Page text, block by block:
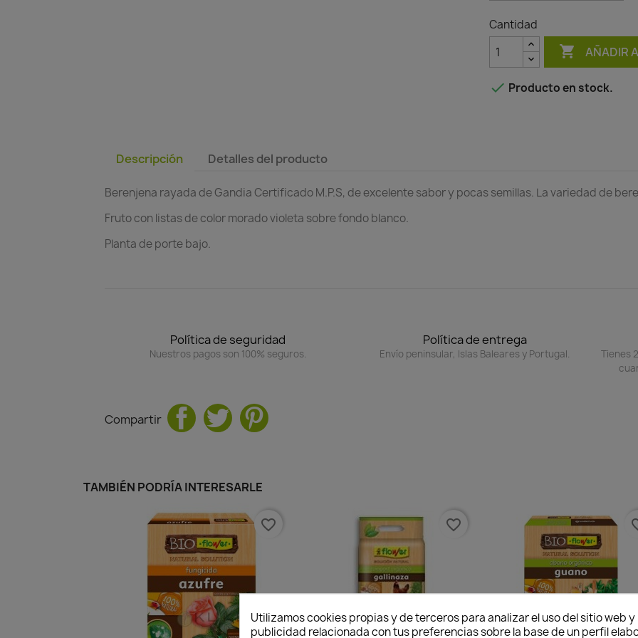
Cantidad
 AÑADIR
 Producto en stock.
Descripción Detalles del producto
Berenjena rayada de Gandia Certificado M.P.S, de excelente sabor y pocas semillas. La variedad de
Fruto con listas de color morado violeta sobre fondo blanco.
Planta de porte bajo.
Política de seguridad
Nuestros pagos son 100% seguros.
Política de entrega
Envío peninsular, Islas Baleares y Portugal.
Tienes
Compartir
TAMBIÉN PODRÍA INTERESARLE
favorite_border favorite_border
Utilizamos cookies propias y de terceros para analizar el uso del sitio web
publicidad relacionada con tus preferencias sobre la base de un perfil